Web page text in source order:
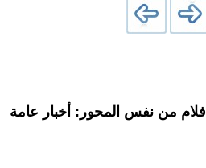
افلام من نفس المحور: أخبار عامة